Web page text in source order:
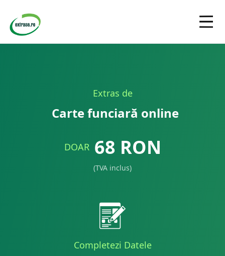
Extras de
Carte funciară online
DOAR 68 RON
(TVA inclus)
Completezi Datele